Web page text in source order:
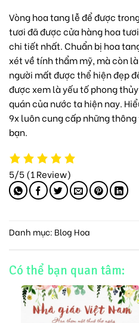
Vòng hoa tang lễ để được
tươi đã được cửa hàng hoa
chi tiết nhất. Chuẩn bị hoa
xét về tính thẩm mỹ, mà còn
người mất được thể hiện đẹp
được xem là yếu tố phong
quán của nước ta hiện nay.
9x luôn cung cấp những
bạn.
5/5(1 Review)
Danh mục: Blog Hoa
Có thể bạn quan tâm: